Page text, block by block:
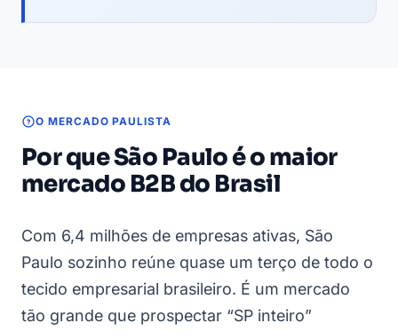
O MERCADO PAULISTA
Por que São Paulo é o maior
mercado B2B do Brasil
Com 6,4 milhões de empresas ativas, São
Paulo sozinho reúne quase um terço de todo o
tecido empresarial brasileiro. É um mercado
tão grande que prospectar “SP inteiro”